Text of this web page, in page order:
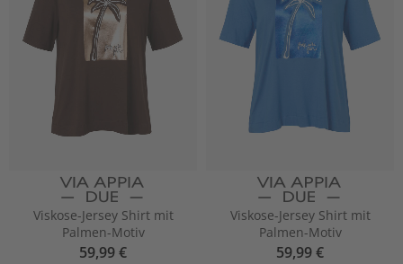
Viskose-Jersey Shirt mit
Palmen-Motiv
59,99 €
Viskose-Jersey Shirt mit
Palmen-Motiv
59,99 €